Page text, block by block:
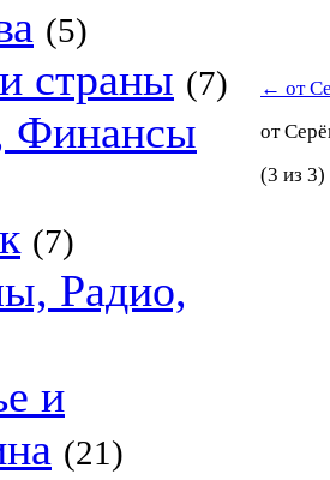
(5)
страны (7)
Финансы
(7)
Радио,
и
(21)
← от
от
(3 из 3)